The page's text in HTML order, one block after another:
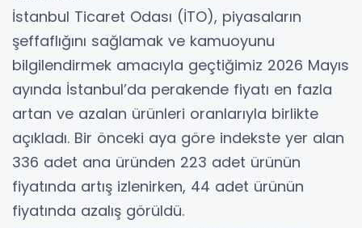
İstanbul Ticaret Odası (İTO), piyasaların
şeffaflığını sağlamak ve kamuoyunu
bilgilendirmek amacıyla geçtiğimiz 2026 Mayıs
ayında İstanbul’da perakende fiyatı en fazla
artan ve azalan ürünleri oranlarıyla birlikte
açıkladı. Bir önceki aya göre indekste yer alan
336 adet ana üründen 223 adet ürünün
fiyatında artış izlenirken, 44 adet ürünün
fiyatında azalış görüldü.